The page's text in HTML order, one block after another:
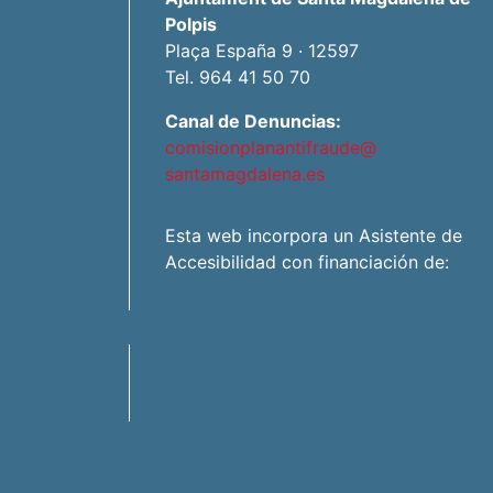
Polpis
Plaça España 9 · 12597
Tel. 964 41 50 70
Canal de Denuncias:
comisionplanantifraude@
santamagdalena.es
Esta web incorpora un Asistente de
Accesibilidad con financiación de: